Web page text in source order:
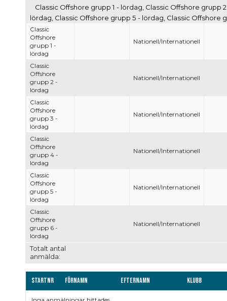
Totalt antal
anmälda:
Classic Offshore grupp 1 - lördag, Classic Offshore grupp
lördag, Classic Offshore grupp 5 - lördag, Classic Offshore
Classic
Offshore
grupp 1 -
lördag
Nationell/Internationell
Classic
Offshore
grupp 2 -
lördag
Nationell/Internationell
Classic
Offshore
grupp 3 -
lördag
Nationell/Internationell
Classic
Offshore
grupp 4 -
lördag
Nationell/Internationell
Classic
Offshore
grupp 5 -
lördag
Nationell/Internationell
Classic
Offshore
grupp 6 -
lördag
Nationell/Internationell
Startnr Förnamn Efternamn Klubb